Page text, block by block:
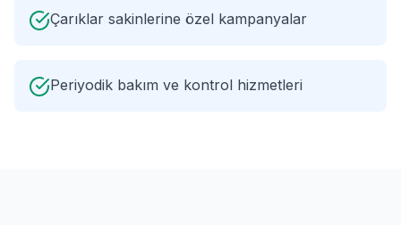
Çarıklar sakinlerine özel kampanyalar
Periyodik bakım ve kontrol hizmetleri